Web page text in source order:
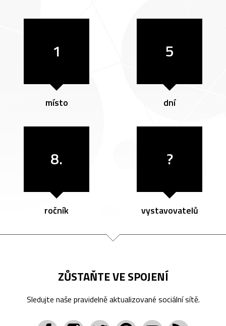
1
místo
5
dní
8.
ročník
?
vystavovatelů
ZŮSTAŇTE VE SPOJENÍ
Sledujte naše pravidelně aktualizované sociální sítě.